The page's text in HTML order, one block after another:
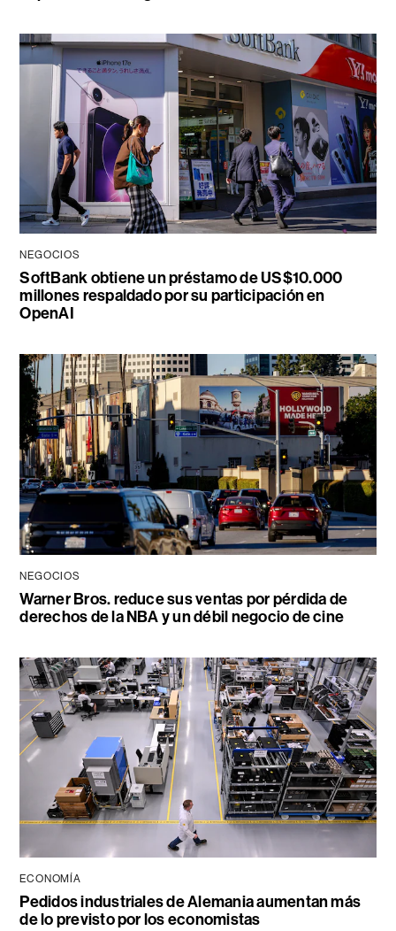
NEGOCIOS
SoftBank obtiene un préstamo de US$10.000
millones respaldado por su participación en
OpenAI
NEGOCIOS
Warner Bros. reduce sus ventas por pérdida de
derechos de la NBA y un débil negocio de cine
ECONOMÍA
Pedidos industriales de Alemania aumentan más
de lo previsto por los economistas